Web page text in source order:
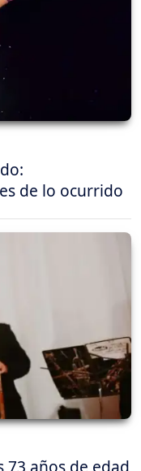
de lo ocurrido
73 años de edad